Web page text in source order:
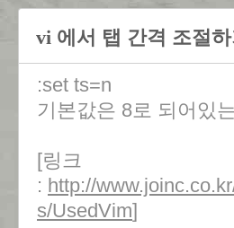
vi 에서 탭 간격 조절하
:set ts=n
기본값은 8로 되어있
[링크
: http://
s/UsedVim]